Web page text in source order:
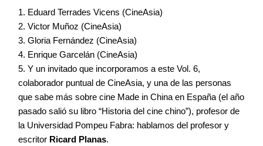
1. Eduard Terrades Vicens (CineAsia)
2. Victor Muñoz (CineAsia)
3. Gloria Fernández (CineAsia)
4. Enrique Garcelán (CineAsia)
5. Y un invitado que incorporamos a este Vol. 6,
colaborador puntual de CineAsia, y una de las personas
que sabe más sobre cine Made in China en España (el año
pasado salió su libro “Historia del cine chino”), profesor de
la Universidad Pompeu Fabra: hablamos del profesor y
escritor Ricard Planas.